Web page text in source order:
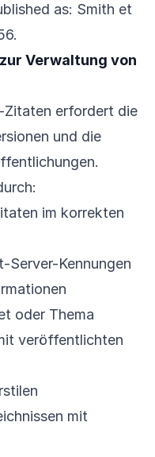
as: Smith et
Verwaltung von
Zitaten erfordert die
und die
im korrekten
Server-Kennungen
oder Thema
veröffentlichten
mit